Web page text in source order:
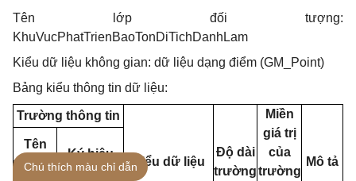
Tên lớp đối tượng:
KhuVucPhatTrienBaoTonDiTichDanhLam
Kiểu dữ liệu không gian: dữ liệu dạng điểm (GM_Point)
Bảng kiểu thông tin dữ liệu:
Trường thông tin
Kiểu dữ liệu
Độ dài
trường
Miền
giá trị
của
trường
Mô tả
Tên
trường
Ký hiệu
trường
Chú thích màu chỉ dẫn